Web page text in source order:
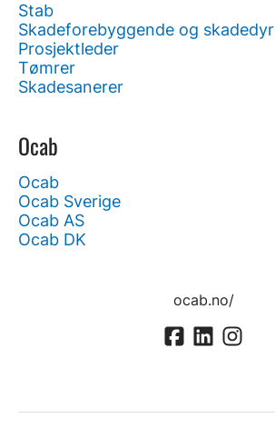
Stab
Skadeforebyggende og skadedyr
Prosjektleder
Tømrer
Skadesanerer
Ocab
Ocab
Ocab Sverige
Ocab AS
Ocab DK
ocab.no/